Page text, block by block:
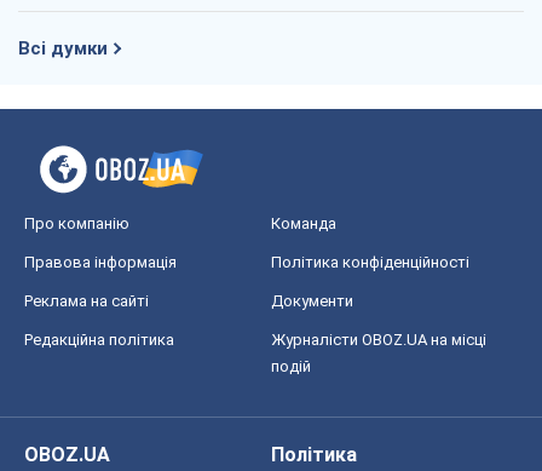
Всі думки
Про компанію Команда
Правова інформація Політика конфіденційності
Реклама на сайті Документи
Редакційна політика
Журналісти OBOZ.UA на місці
подій
OBOZ.UA
Політика